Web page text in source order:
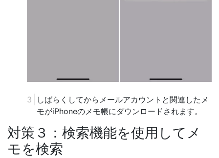
しばらくしてからメールアカウントと関連したメ
モがiPhoneのメモ帳にダウンロードされます。
対策３：検索機能を使用してメ
モを検索